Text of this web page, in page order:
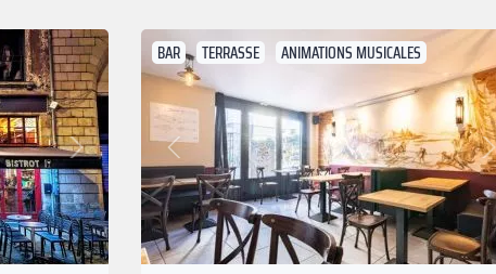
Suivant
BAR TERRASSE ANIMATIONS MUSICALES
Précédent
Suivant